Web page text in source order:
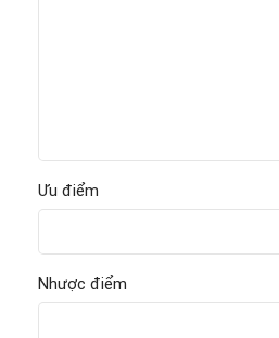
Ưu điểm
Nhược điểm